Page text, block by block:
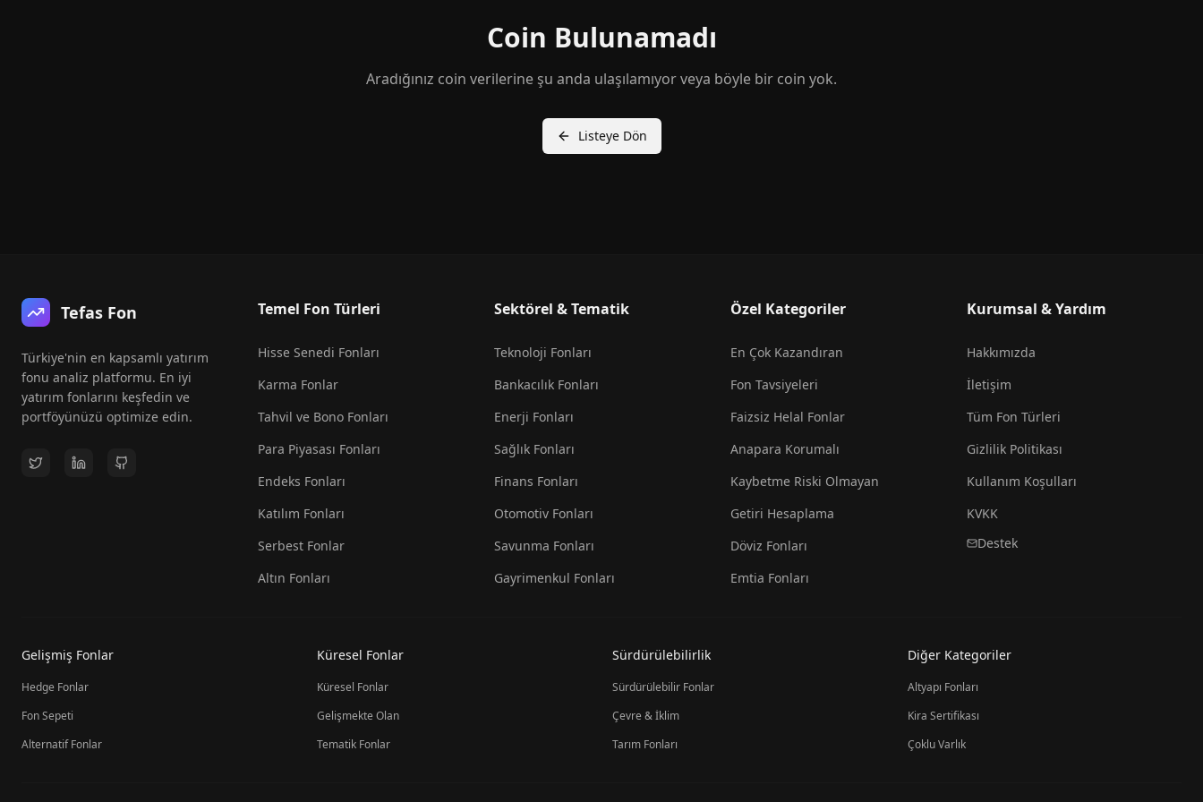
Coin Bulunamadı
Aradığınız coin verilerine şu anda ulaşılamıyor veya böyle bir coin yok.
Listeye Dön
Tefas Fon
Türkiye'nin en kapsamlı yatırım
fonu analiz platformu. En iyi
yatırım fonlarını keşfedin ve
portföyünüzü optimize edin.
Temel Fon Türleri
Hisse Senedi Fonları
Karma Fonlar
Tahvil ve Bono Fonları
Para Piyasası Fonları
Endeks Fonları
Katılım Fonları
Serbest Fonlar
Altın Fonları
Sektörel & Tematik
Teknoloji Fonları
Bankacılık Fonları
Enerji Fonları
Sağlık Fonları
Finans Fonları
Otomotiv Fonları
Savunma Fonları
Gayrimenkul Fonları
Özel Kategoriler
En Çok Kazandıran
Fon Tavsiyeleri
Faizsiz Helal Fonlar
Anapara Korumalı
Kaybetme Riski Olmayan
Getiri Hesaplama
Döviz Fonları
Emtia Fonları
Kurumsal & Yardım
Hakkımızda
İletişim
Tüm Fon Türleri
Gizlilik Politikası
Kullanım Koşulları
KVKK
Destek
Gelişmiş Fonlar
Hedge Fonlar
Fon Sepeti
Alternatif Fonlar
Küresel Fonlar
Küresel Fonlar
Gelişmekte Olan
Tematik Fonlar
Sürdürülebilirlik
Sürdürülebilir Fonlar
Çevre & İklim
Tarım Fonları
Diğer Kategoriler
Altyapı Fonları
Kira Sertifikası
Çoklu Varlık